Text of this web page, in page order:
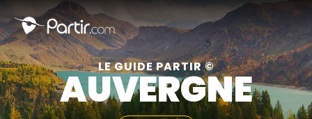
LE GUIDE PARTIR ©
AUVERGNE
Fermer
📍 Destinations populaires